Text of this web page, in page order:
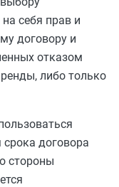
себя прав и
договору и
отказом
либо только
договора
стороны